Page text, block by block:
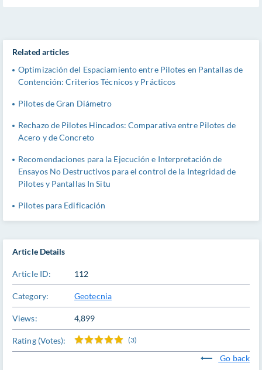
Article Details
Article ID: 112
Category: Geotecnia
Views: 4,899
Rating (Votes): (3)
Go back
Related articles
Optimización del Espaciamiento entre Pilotes en Pantallas de
Contención: Criterios Técnicos y Prácticos
Pilotes de Gran Diámetro
Rechazo de Pilotes Hincados: Comparativa entre Pilotes de
Acero y de Concreto
Recomendaciones para la Ejecución e Interpretación de
Ensayos No Destructivos para el control de la Integridad de
Pilotes y Pantallas In Situ
Pilotes para Edificación